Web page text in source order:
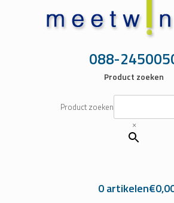
088-
Product zoeken
Product zoeken
×
0 artikelen